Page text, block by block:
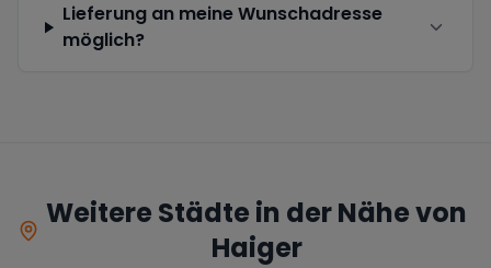
Lieferung an meine Wunschadresse
möglich?
Weitere Städte in der Nähe von
Haiger